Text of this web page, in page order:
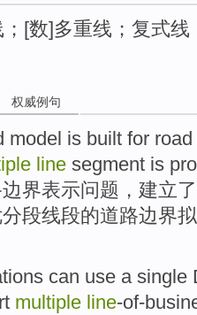
[数]多重线；复式线
权威例句
model is built for road
line segment is
边界表示问题， 建立了
分段线段的道路边界
can use a single
multiple line-of-